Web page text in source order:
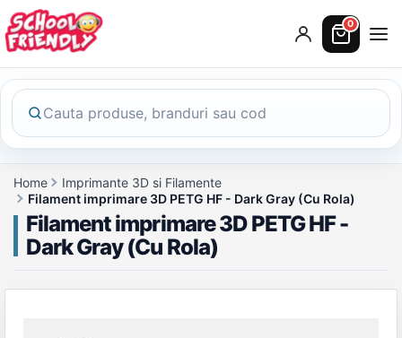
0
Home
Imprimante 3D si Filamente
Filament imprimare 3D PETG HF - Dark Gray (Cu Rola)
Filament imprimare 3D PETG HF -
Dark Gray (Cu Rola)